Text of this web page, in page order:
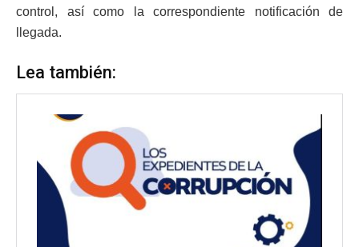
control, así como la correspondiente notificación de
llegada.
Lea también: